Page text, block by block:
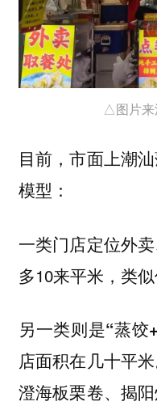
△图片来
目前，市面上潮
模型：
一类门店定位外
多10来平米，类似
另一类则是“蒸饺
店面积在几十平
澄海板栗卷、揭